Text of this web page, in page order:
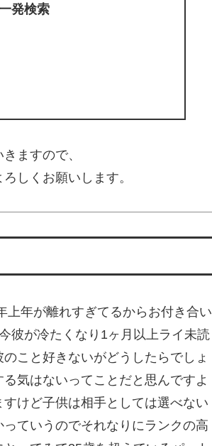
発検索
ますので、
しくお願いします。
上年が離れすぎてるからお付き合い
彼が冷たくなり1ヶ月以上ライ未読
こと好きないがどうしたらでしょ
気はないってことだと思んですよ
けど子供は相手としては選べない
ていうのでそれなりにランクの高